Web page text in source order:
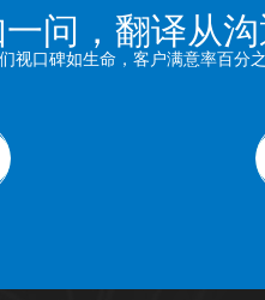
问，翻译从沟
视口碑如生命，客户满意率百分